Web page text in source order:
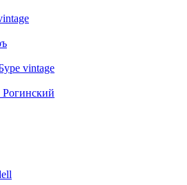
vintage
Рогинский